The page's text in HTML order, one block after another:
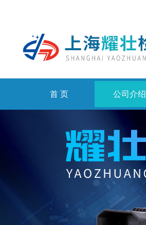
首 页 公司介绍